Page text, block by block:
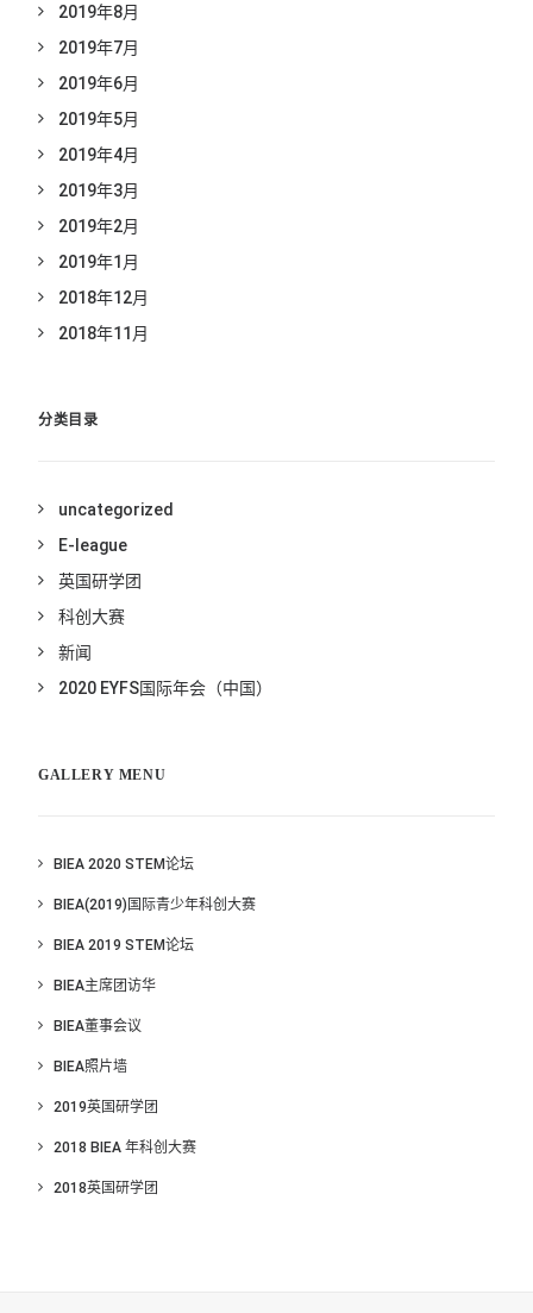
2019年8月
2019年7月
2019年6月
2019年5月
2019年4月
2019年3月
2019年2月
2019年1月
2018年12月
2018年11月
分类目录
uncategorized
E-league
英国研学团
科创大赛
新闻
2020 EYFS国际年会（中国）
GALLERY MENU
BIEA 2020 STEM论坛
BIEA(2019)国际青少年科创大赛
BIEA 2019 STEM论坛
BIEA主席团访华
BIEA董事会议
BIEA照片墙
2019英国研学团
2018 BIEA 年科创大赛
2018英国研学团